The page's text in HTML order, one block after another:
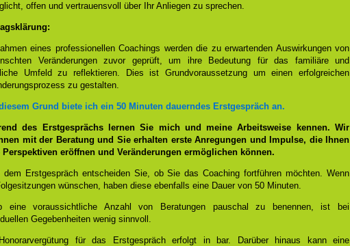
offen und vertrauensvoll über Ihr Anliegen zu sprechen.
eines professionellen Coachings werden die zu erwartenden Auswirkungen von
Veränderungen zuvor geprüft, um ihre Bedeutung für das familiäre und
Umfeld zu reflektieren. Dies ist Grundvoraussetzung um einen erfolgreichen
zu gestalten.
Grund biete ich ein 50 Minuten dauerndes Erstgespräch an.
des Erstgesprächs lernen Sie mich und meine Arbeitsweise kennen. Wir
mit der Beratung und Sie erhalten erste Anregungen und Impulse, die Ihnen
Perspektiven eröffnen und Veränderungen ermöglichen können.
dem Erstgespräch entscheiden Sie, ob Sie das Coaching fortführen möchten. Wenn
wünschen, haben diese ebenfalls eine Dauer von 50 Minuten.
eine voraussichtliche Anzahl von Beratungen pauschal zu benennen, ist bei
Gegebenheiten wenig sinnvoll.
für das Erstgespräch erfolgt in bar. Darüber hinaus kann eine